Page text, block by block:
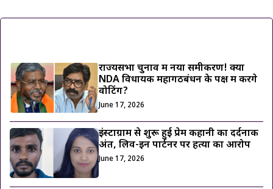
राज्यसभा चुनाव में नया समीकरण! क्या
NDA विधायक महागठबंधन के पक्ष में करेंगे
वोटिंग?
June 17, 2026
इंस्टाग्राम से शुरू हुई प्रेम कहानी का दर्दनाक
अंत, लिव-इन पार्टनर पर हत्या का आरोप
June 17, 2026